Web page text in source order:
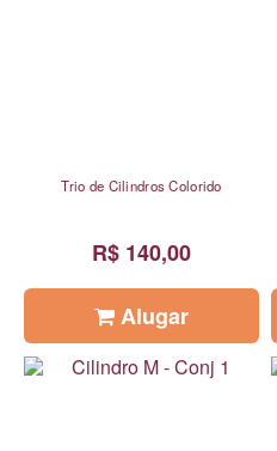
Trio de Cilindros Colorido
R$ 140,00
Alugar